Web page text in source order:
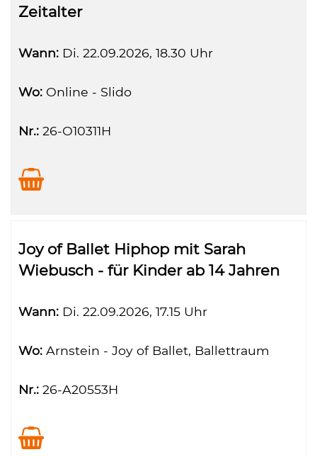
Zeitalter
Wann: Di. 22.09.2026, 18.30 Uhr
Wo: Online - Slido
Nr.: 26-O10311H
Joy of Ballet Hiphop mit Sarah
Wiebusch - für Kinder ab 14 Jahren
Wann: Di. 22.09.2026, 17.15 Uhr
Wo: Arnstein - Joy of Ballet, Ballettraum
Nr.: 26-A20553H